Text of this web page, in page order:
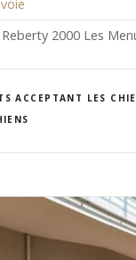
2000 Les
ACCEPTANT LES